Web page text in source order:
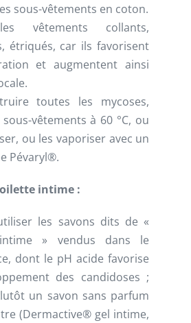
sous-vêtements en coton.
vêtements collants,
étriqués, car ils favorisent
et augmentent ainsi
toutes les mycoses,
vêtements à 60 °C, ou
ou les vaporiser avec un
Pévaryl®.
intime :
les savons dits de «
» vendus dans le
dont le pH acide favorise
des candidoses ;
un savon sans parfum
(Dermactive® gel intime,